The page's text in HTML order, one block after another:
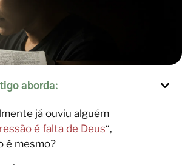
aborda:
já ouviu alguém
é falta de Deus“,
é mesmo?